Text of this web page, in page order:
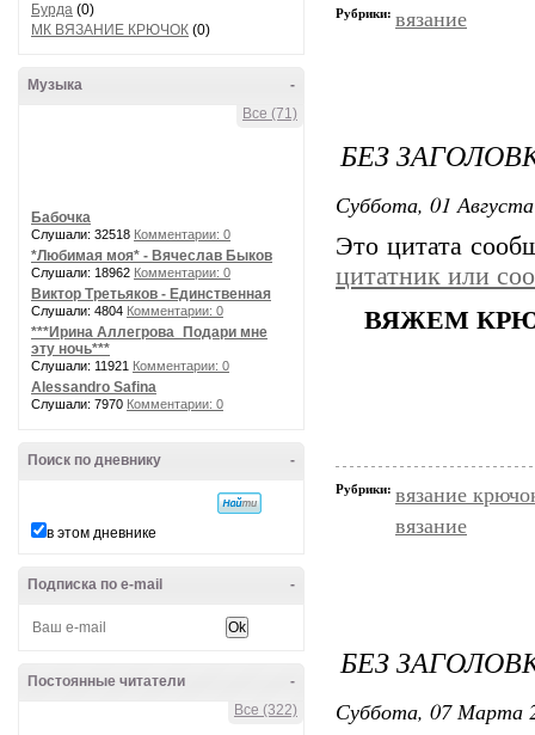
Бурда (0)
МК ВЯЗАНИЕ КРЮЧОК (0)
-
Музыка
Все (71)
Бабочка
Слушали: 32518 Комментарии: 0
*Любимая моя* - Вячеслав Быков
Слушали: 18962 Комментарии: 0
Виктор Третьяков - Единственная
Слушали: 4804 Комментарии: 0
***Ирина Аллегрова_Подари мне
эту ночь***
Слушали: 11921 Комментарии: 0
Alessandro Safina
Слушали: 7970 Комментарии: 0
-
Поиск по дневнику
в этом дневнике
-
Подписка по e-mail
-
Постоянные читатели
Все (322)
Рубрики: вязание
БЕЗ
Суббота, 01
Это цитата
цитатник или
ВЯЖЕМ
Рубрики: вязание
вязание
БЕЗ
Суббота, 07 Марта